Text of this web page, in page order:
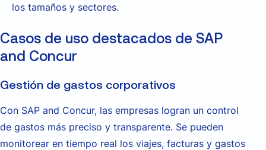
los tamaños y sectores.
Casos de uso destacados de SAP
and Concur
Gestión de gastos corporativos
Con SAP and Concur, las empresas logran un control
de gastos más preciso y transparente. Se pueden
monitorear en tiempo real los viajes, facturas y gastos